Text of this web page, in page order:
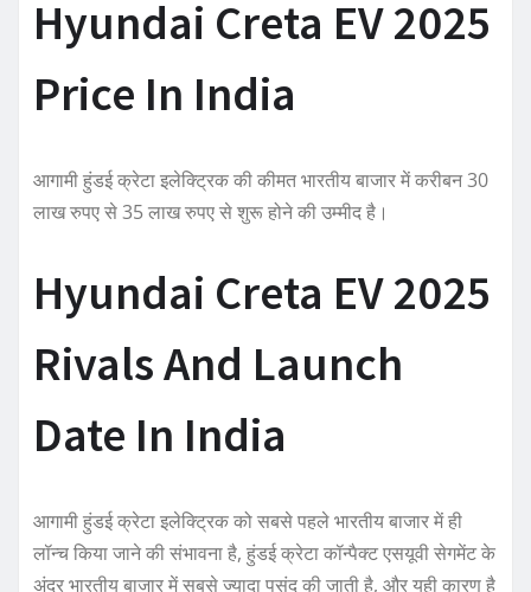
Hyundai Creta EV 2025
Price In India
आगामी हुंडई क्रेटा इलेक्ट्रिक की कीमत भारतीय बाजार में करीबन 30
लाख रुपए से 35 लाख रुपए से शुरू होने की उम्मीद है।
Hyundai Creta EV 2025
Rivals And Launch
Date In India
आगामी हुंडई क्रेटा इलेक्ट्रिक को सबसे पहले भारतीय बाजार में ही
लॉन्च किया जाने की संभावना है, हुंडई क्रेटा कॉन्पैक्ट एसयूवी सेगमेंट के
अंदर भारतीय बाजार में सबसे ज्यादा पसंद की जाती है, और यही कारण है